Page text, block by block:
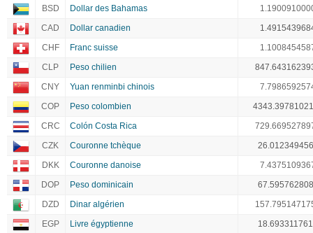
BSD
Dollar des Bahamas
CAD
Dollar canadien
CHF
Franc suisse
CLP
Peso chilien
CNY
Yuan renminbi chinois
COP
Peso colombien
CRC
Colón Costa Rica
CZK
Couronne tchèque
DKK
Couronne danoise
DOP
Peso dominicain
DZD
Dinar algérien
EGP
Livre égyptienne